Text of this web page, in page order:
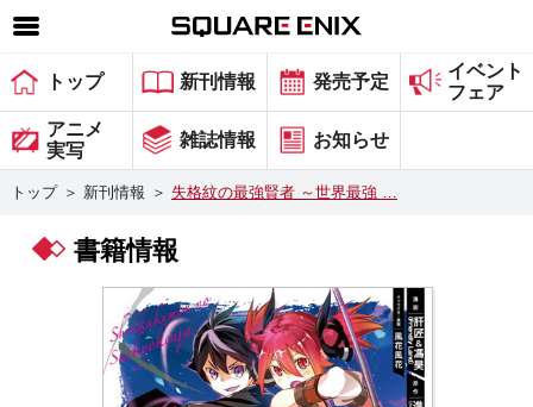
SQUARE ENIX 公式サイトメニュー
ゲーム
マガジン＆ブックス
グッズ
トップ 新刊情報 発売予定
イベント
フェア
アニメ
実写
雑誌情報 お知らせ
トップ ＞ 新刊情報 ＞ 失格紋の最強賢者 ～世界最強 …
書籍情報